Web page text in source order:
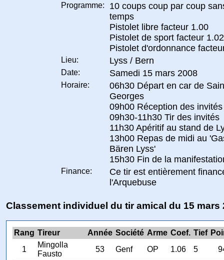
Programme:
10 coups coup par coup
temps
Pistolet libre facteur 1.00
Pistolet de sport facteur 1.02
Pistolet d'ordonnance
Lieu: Lyss / Bern
Date: Samedi 15 mars 2008
Horaire:
06h30 Départ en car de
Georges
09h00 Réception des invités
09h30-11h30 Tir des invités
11h30 Apéritif au stand de
13h00 Repas de midi au
Bären Lyss'
15h30 Fin de la
Finance:
Ce tir est entièrement
l'Arquebuse
Classement individuel du tir amical du 15 mars
Rang Tireur Année Société Arme Coef. Tief
1
Mingolla
Fausto
53 Genf OP 1.06 5